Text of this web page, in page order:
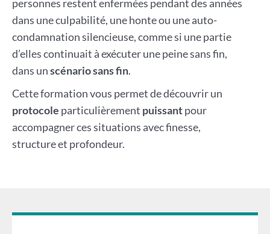
personnes restent enfermées pendant des années
dans une culpabilité, une honte ou une auto-
condamnation silencieuse, comme si une partie
d’elles continuait à exécuter une peine sans fin,
dans unscénario sans fin.
Cette formation vous permet de découvrir un
protocole particulièrement puissantpour
accompagner ces situations avec finesse,
structure et profondeur.